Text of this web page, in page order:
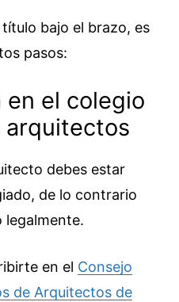
bajo el brazo, es
pasos:
en el colegio
arquitectos
debes estar
de lo contrario
legalmente.
en el Consejo
de Arquitectos de